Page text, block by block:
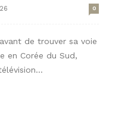
0
de trouver sa voie
en Corée du Sud,